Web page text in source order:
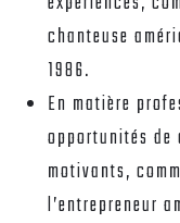
chanteuse
1986.
En matière
opportunités
motivants,
l’entrepreneur